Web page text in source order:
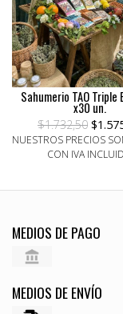
Sahumerio TAO Triple
x30 un.
$1.732,50
NUESTROS PRECIOS
CON IVA
MEDIOS DE PAGO
MEDIOS DE ENVÍO